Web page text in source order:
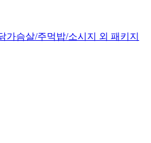
가슴살/주먹밥/소시지 외 패키지